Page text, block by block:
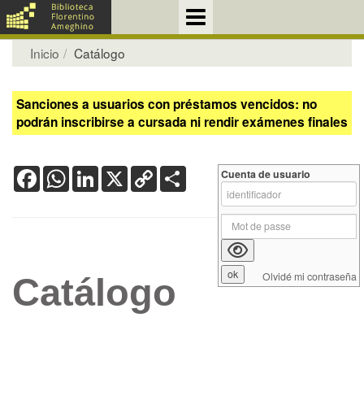
Inicio Catálogo
Sanciones a usuarios con préstamos vencidos: no
podrán inscribirse a cursada ni rendir exámenes finales
FacebookWhatsApp
LinkedIn
X Copy
Link
Catálogo
Cuenta de usuario
Olvidé mi contraseña